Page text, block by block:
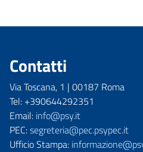
Contatti
Via Toscana, 1 | 00187 Roma
Tel: +390644292351
Email: info@psy.it
PEC:segreteria@pec.psypec.it
Ufficio Stampa: